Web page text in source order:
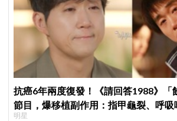
抗癌6年兩度復發！《請回答1988》「
節目，爆移植副作用：指甲龜裂、呼吸
明星